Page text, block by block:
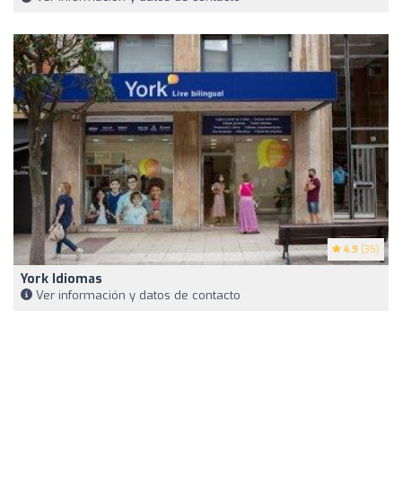
4.9 (35)
York Idiomas
Ver información y datos de contacto